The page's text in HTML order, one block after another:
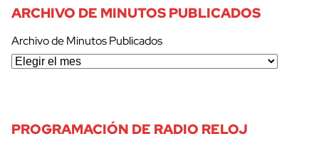
ARCHIVO DE MINUTOS PUBLICADOS
Archivo de Minutos Publicados
PROGRAMACIÓN DE RADIO RELOJ